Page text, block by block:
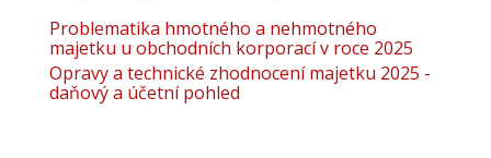
Problematika hmotného a nehmotného
majetku u obchodních korporací v roce 2025
Opravy a technické zhodnocení majetku 2025 -
daňový a účetní pohled